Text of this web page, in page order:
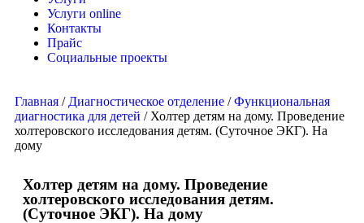
Услуги online
Контакты
Прайс
Социальные проекты
Главная / Диагностическое отделение /Функциональная
диагностика для детей / Холтер детям на дому. Проведение
холтеровского исследования детям. (Суточное ЭКГ). На
дому
Холтер детям на дому. Проведение
холтеровского исследования детям.
(Суточное ЭКГ). На дому